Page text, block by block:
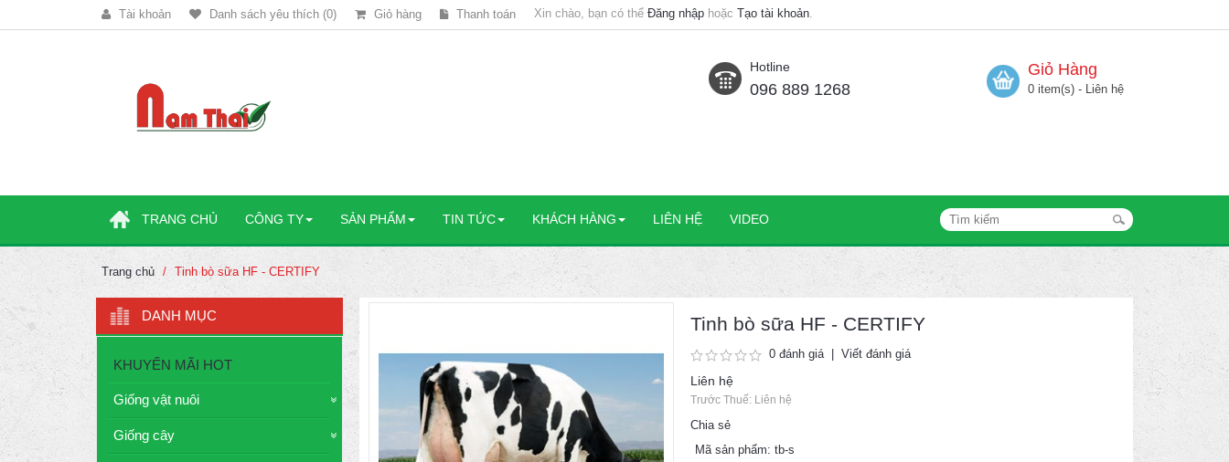
Tài khoản Danh sách yêu thích (0) Giỏ hàng Thanh toán Xin chào, bạn có thể Đăng nhập hoặc Tạo tài khoản.
Hotline
096 889 1268
Giỏ Hàng
0 item(s) - Liên hệ
TRANG CHỦ CÔNG TY SẢN PHẨM TIN TỨC KHÁCH HÀNG LIÊN HỆ VIDEO
Trang chủ Tinh bò sữa HF - CERTIFY
DANH MỤC
KHUYẾN MÃI HOT
Giống vật nuôi
Giống cây
Tinh bò sữa HF - CERTIFY
0 đánh giá| Viết đánh giá
Liên hệ
Trước Thuế: Liên hệ
Chia sẻ
Mã sản phẩm: tb-s